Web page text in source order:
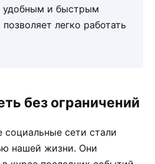
удобным и быстрым
легко работать
без ограничений
сети стали
нашей жизни. Они